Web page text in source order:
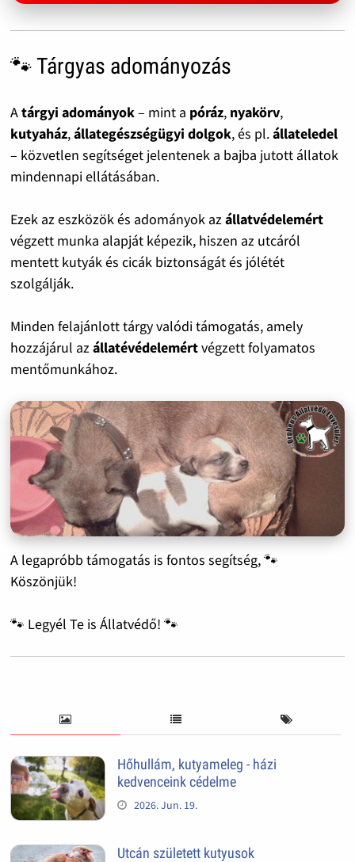
🐾 Tárgyas adományozás
Atárgyi adományok– mint a póráz, nyakörv,
kutyaház,állategészségügyi dolgok, és pl.állateledel
– közvetlen segítséget jelentenek a bajba jutott állatok
mindennapi ellátásában.
Ezek az eszközök és adományok azállatvédelemért
végzett munka alapját képezik, hiszen az utcáról
mentett kutyák és cicák biztonságát és jólétét
szolgálják.
Minden felajánlott tárgy valódi támogatás, amely
hozzájárul azállatévédelemértvégzett folyamatos
mentőmunkához.
A legapróbb támogatás is fontos segítség, 🐾
Köszönjük!
🐾 Legyél Te is Állatvédő! 🐾
Hőhullám, kutyameleg - házi
kedvenceink cédelme
2026. Jun. 19.
Utcán született kutyusok